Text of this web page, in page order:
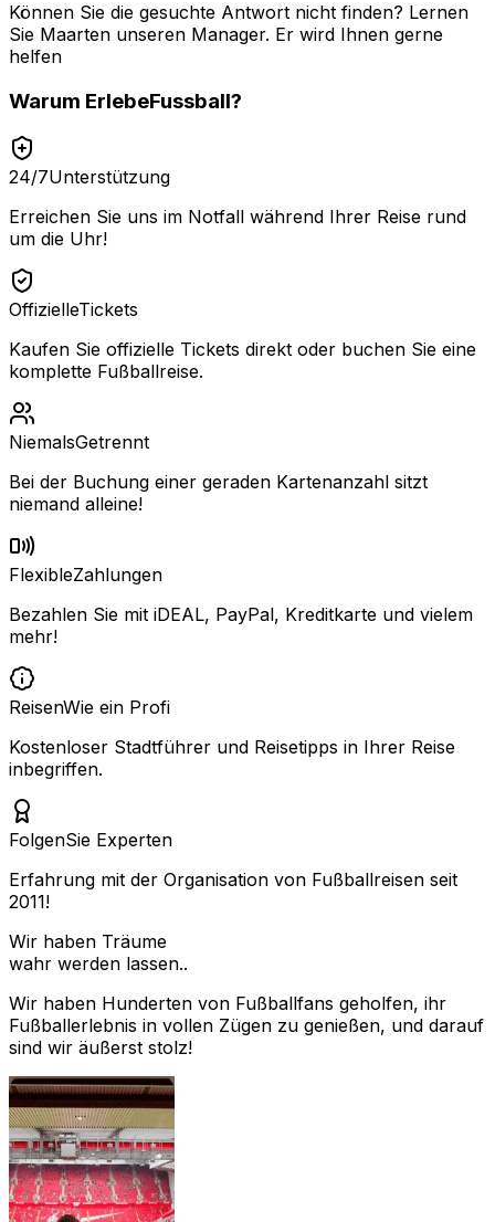
Können Sie die gesuchte Antwort nicht finden? Lernen
Sie Maarten unseren Manager. Er wird Ihnen gerne
helfen
Warum ErlebeFussball?
24/7Unterstützung
Erreichen Sie uns im Notfall während Ihrer Reise rund
um die Uhr!
OffizielleTickets
Kaufen Sie offizielle Tickets direkt oder buchen Sie eine
komplette Fußballreise.
NiemalsGetrennt
Bei der Buchung einer geraden Kartenanzahl sitzt
niemand alleine!
FlexibleZahlungen
Bezahlen Sie mit iDEAL, PayPal, Kreditkarte und vielem
mehr!
ReisenWie ein Profi
Kostenloser Stadtführer und Reisetipps in Ihrer Reise
inbegriffen.
FolgenSie Experten
Erfahrung mit der Organisation von Fußballreisen seit
2011!
Wir haben Träume
wahr werden lassen..
Wir haben Hunderten von Fußballfans geholfen, ihr
Fußballerlebnis in vollen Zügen zu genießen, und darauf
sind wir äußerst stolz!